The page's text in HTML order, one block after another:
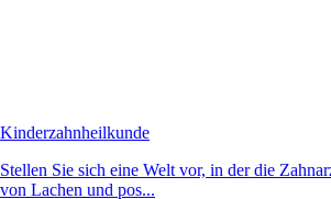
Kinderzahnheilkunde
Stellen Sie sich eine Welt vor, in der die
von Lachen und pos...